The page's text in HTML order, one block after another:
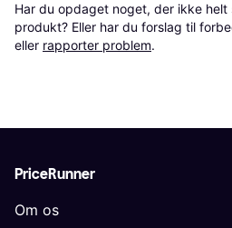
Har du opdaget noget, der ikke
produkt? Eller har du forslag til
eller rapporter problem.
PriceRunner
Om os